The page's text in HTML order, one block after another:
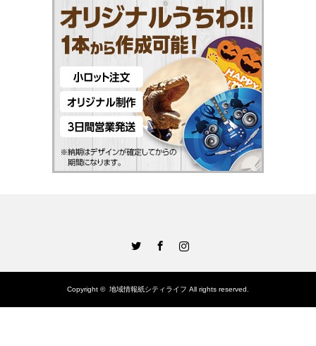
Copyright © 地域情報紙シティライフ All rights reserved.